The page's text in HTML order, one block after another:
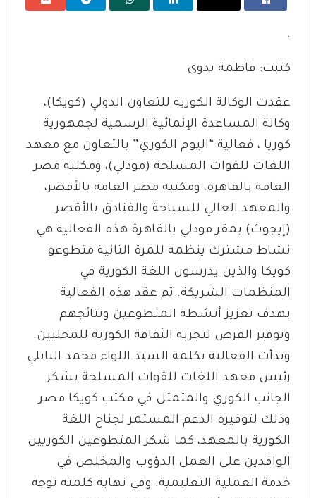
.
كتبت: فاطمة بدوى
عقدت الوكالة الكورية للتعاون الدولي (كويكا)،
وكالة المساعدة الإنمائية الرسمية لجمهورية
كوريا ، فعالية “اليوم الكوري” بالتعاون مع معهد
اللغات للقوات المسلحة (مودلي)، ومكتبة مصر
العامة بالقاهرة، ومكتبة مصر العامة بالأقصر،
والمعهد العالي للسياحة والفنادق بالأقصر
(إيجوث) بمقر مودلي بالقاهرة هذه الفعالية هي
نشاط مشترك ينظمه للمرة الثانية متطوعو
كويكا والذين يدرسون اللغة الكورية في
المنظمات الشريكة. تم عقد هذه الفعالية
بهدف تعزيز أنشطة المتطوعين ونتائجهم
وتوفير الفرص لتجربة الثقافة الكورية للمحليين.
وبدأت الفعالية بكلمة السيد اللواء محمد البابلي
رئيس معهد اللغات للقوات المسلحة بشكر
الجانب الكوري والمتمثل في مكتب كويكا مصر
وذلك لتوفيره الدعم المستمر لجناح اللغة
الكورية بالمعهد، كما شكر المتطوعين الكوريين
الوافدين على العمل الدؤوب والمخلص في
خدمة العملية التعليمية. وفي نهاية كلمته توجه